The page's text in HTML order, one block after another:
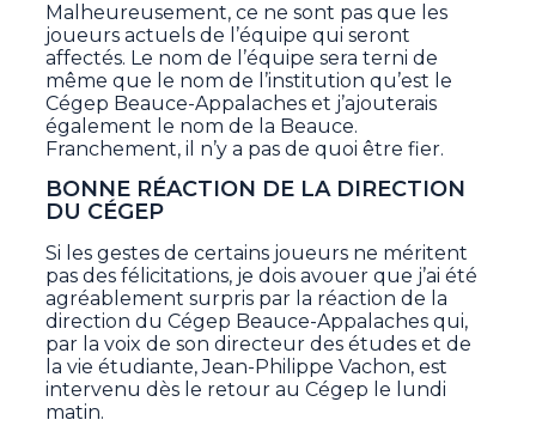
Malheureusement, ce ne sont pas que les
joueurs actuels de l’équipe qui seront
affectés. Le nom de l’équipe sera terni de
même que le nom de l’institution qu’est le
Cégep Beauce-Appalaches et j’ajouterais
également le nom de la Beauce.
Franchement, il n’y a pas de quoi être fier.
BONNE RÉACTION DE LA DIRECTION
DU CÉGEP
Si les gestes de certains joueurs ne méritent
pas des félicitations, je dois avouer que j’ai été
agréablement surpris par la réaction de la
direction du Cégep Beauce-Appalaches qui,
par la voix de son directeur des études et de
la vie étudiante, Jean-Philippe Vachon, est
intervenu dès le retour au Cégep le lundi
matin.